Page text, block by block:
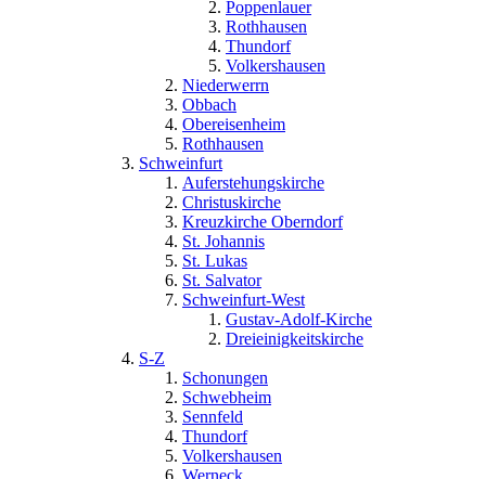
Poppenlauer
Rothhausen
Thundorf
Volkershausen
Niederwerrn
Obbach
Obereisenheim
Rothhausen
Schweinfurt
Auferstehungskirche
Christuskirche
Kreuzkirche Oberndorf
St. Johannis
St. Lukas
St. Salvator
Schweinfurt-West
Gustav-Adolf-Kirche
Dreieinigkeitskirche
S-Z
Schonungen
Schwebheim
Sennfeld
Thundorf
Volkershausen